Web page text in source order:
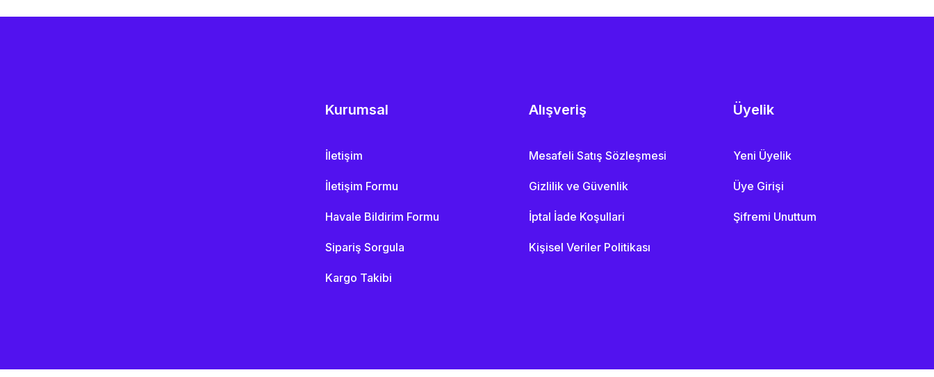
Kurumsal
İletişim
İletişim Formu
Havale Bildirim Formu
Sipariş Sorgula
Kargo Takibi
Alışveriş
Mesafeli Satış Sözleşmesi
Gizlilik ve Güvenlik
İptal İade Koşullari
Kişisel Veriler Politikası
Üyelik
Yeni Üyelik
Üye Girişi
Şifremi Unuttum